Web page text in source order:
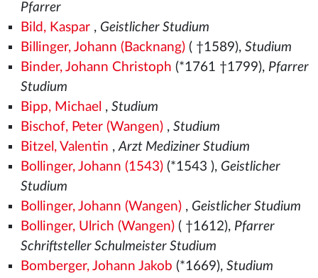
Pfarrer
Bild, Kaspar, Geistlicher Studium
Billinger, Johann (Backnang)( †1589), Studium
Binder, Johann Christoph (*1761 †1799), Pfarrer
Studium
Bipp, Michael , Studium
Bischof, Peter (Wangen), Studium
Bitzel, Valentin ,Arzt Mediziner Studium
Bollinger, Johann (1543)(*1543 ), Geistlicher
Studium
Bollinger, Johann (Wangen), Geistlicher Studium
Bollinger, Ulrich (Wangen)( †1612), Pfarrer
Schriftsteller Schulmeister Studium
Bomberger, Johann Jakob (*1669), Studium